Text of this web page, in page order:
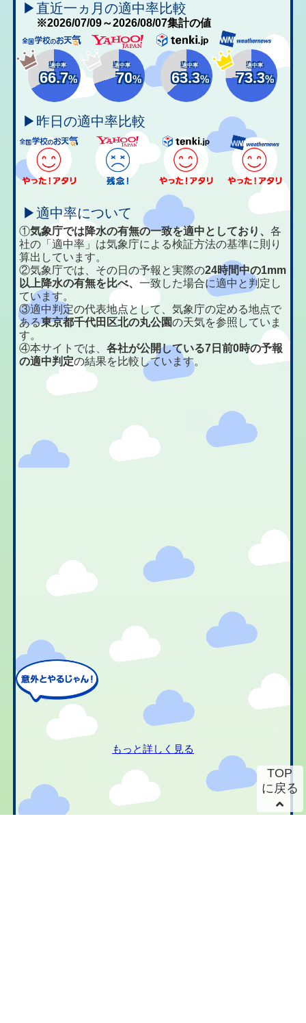
▶直近一ヵ月の適中率比較
※2026/07/09～2026/08/07集計の値
適中率
66.7%
適中率
70%
適中率
63.3%
適中率
73.3%
▶昨日の適中率比較
▶適中率について
①気象庁では降水の有無の一致を適中としており、各
社の「適中率」は気象庁による検証方法の基準に則り
算出しています。
②気象庁では、その日の予報と実際の24時間中の1mm
以上降水の有無を比べ、一致した場合に適中と判定し
ています。
③適中判定の代表地点として、気象庁の定める地点で
ある東京都千代田区北の丸公園の天気を参照していま
す。
④本サイトでは、各社が公開している7日前0時の予報
の適中判定の結果を比較しています。
もっと詳しく見る
TOP
に戻る